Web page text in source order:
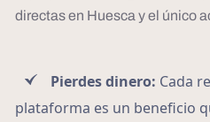
directas en Huesca y el único
Pierdes dinero: Cada
plataforma es un beneficio